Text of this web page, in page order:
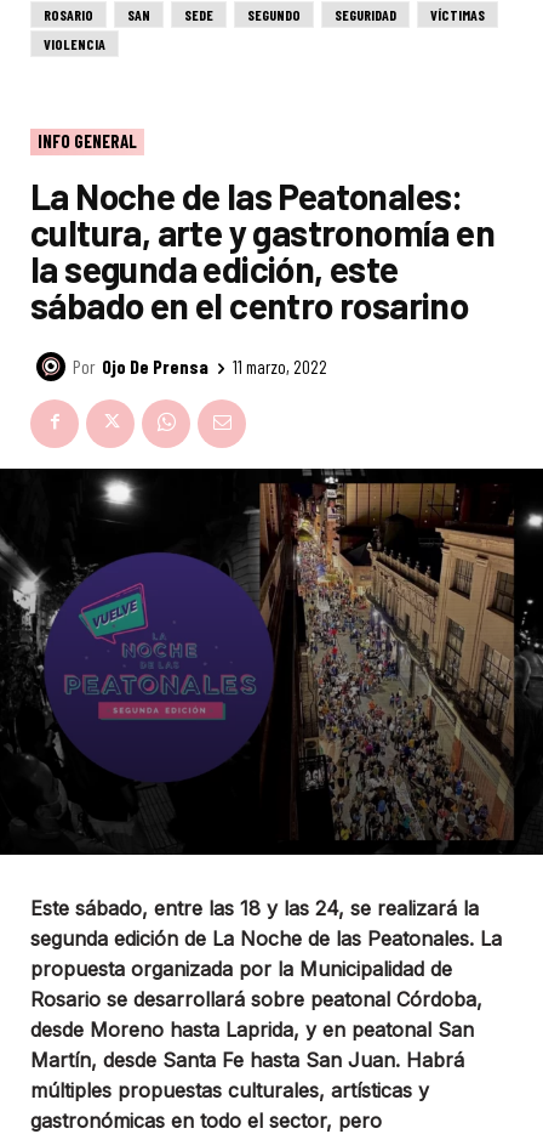
ROSARIO
SAN SEDE SEGUNDO SEGURIDAD
VÍCTIMAS
VIOLENCIA